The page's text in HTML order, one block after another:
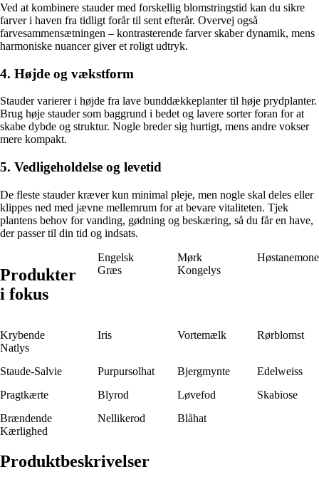
Ved at kombinere stauder med forskellig blomstringstid kan du sikre
farver i haven fra tidligt forår til sent efterår. Overvej også
farvesammensætningen – kontrasterende farver skaber dynamik, mens
harmoniske nuancer giver et roligt udtryk.
4. Højde og vækstform
Stauder varierer i højde fra lave bunddækkeplanter til høje prydplanter.
Brug høje stauder som baggrund i bedet og lavere sorter foran for at
skabe dybde og struktur. Nogle breder sig hurtigt, mens andre vokser
mere kompakt.
5. Vedligeholdelse og levetid
De fleste stauder kræver kun minimal pleje, men nogle skal deles eller
klippes ned med jævne mellemrum for at bevare vitaliteten. Tjek
plantens behov for vanding, gødning og beskæring, så du får en have,
der passer til din tid og indsats.
Produkter
i fokus
Engelsk
Græs
Mørk
Kongelys
Høstanemone
Krybende
Natlys
Iris Vortemælk Rørblomst
Staude-Salvie Purpursolhat Bjergmynte
Edelweiss
Pragtkærte
Blyrod Løvefod
Skabiose
Brændende
Kærlighed
Nellikerod Blåhat
Produktbeskrivelser